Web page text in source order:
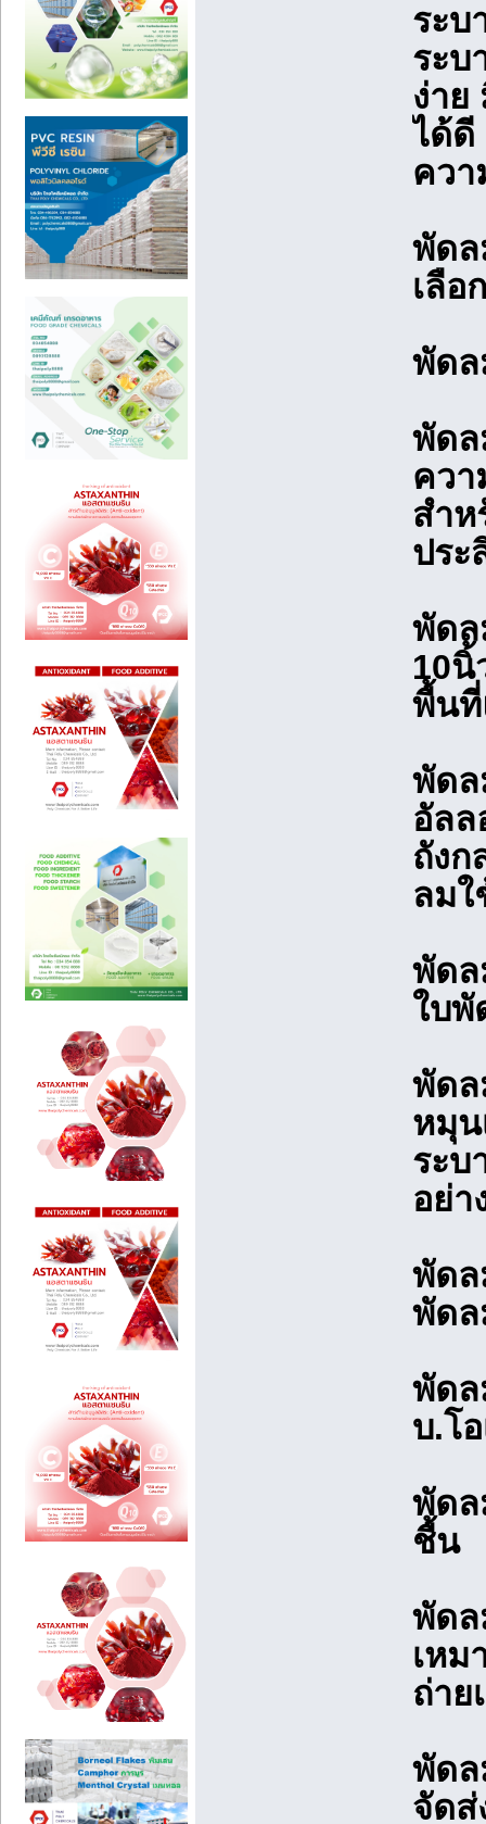
ระบ
ระบ
ง่าย
ได้ดี
ควา
พัดล
เลือ
พัดล
พัดล
คว
สำห
ประ
พัดล
10
พื้นที่
พัดล
อัล
ถังก
ลมใ
พัดล
ใบพั
พัดล
หมุ
ระบ
อย่า
พัดล
พัดล
พัดล
บ.โ
พัดล
ชื้น
พัดล
เหม
ถ่าย
พัดล
จัดส่